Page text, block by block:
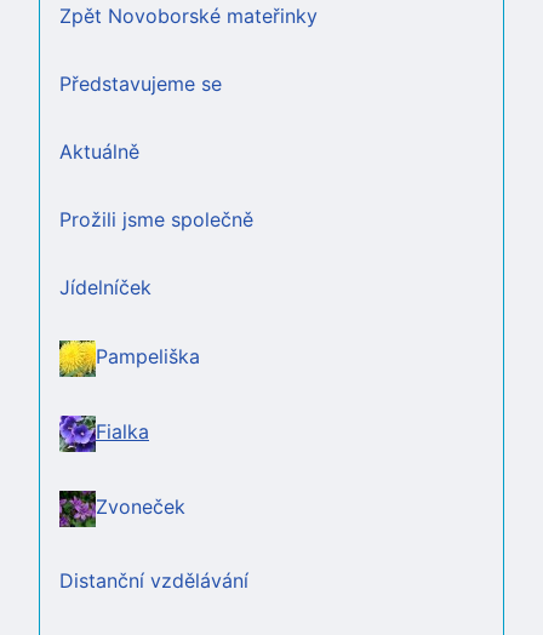
Zpět Novoborské mateřinky
Představujeme se
Aktuálně
Prožili jsme společně
Jídelníček
Pampeliška
Fialka
Zvoneček
Distanční vzdělávání